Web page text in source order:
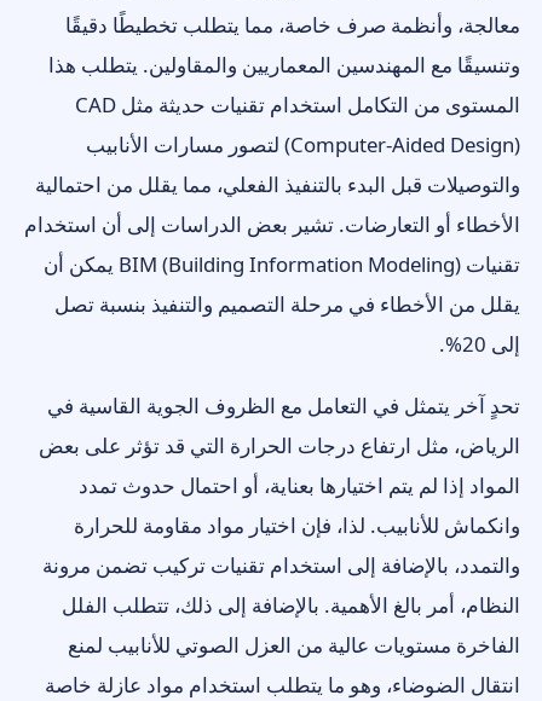
معالجة، وأنظمة صرف خاصة، مما يتطلب تخطيطًا دقيقًا
وتنسيقًا مع المهندسين المعماريين والمقاولين. يتطلب هذا
المستوى من التكامل استخدام تقنيات حديثة مثل CAD
(Computer-Aided Design) لتصور مسارات الأنابيب
والتوصيلات قبل البدء بالتنفيذ الفعلي، مما يقلل من احتمالية
الأخطاء أو التعارضات. تشير بعض الدراسات إلى أن استخدام
تقنيات BIM (Building Information Modeling) يمكن أن
يقلل من الأخطاء في مرحلة التصميم والتنفيذ بنسبة تصل
إلى 20%.
تحدٍ آخر يتمثل في التعامل مع الظروف الجوية القاسية في
الرياض، مثل ارتفاع درجات الحرارة التي قد تؤثر على بعض
المواد إذا لم يتم اختيارها بعناية، أو احتمال حدوث تمدد
وانكماش للأنابيب. لذا، فإن اختيار مواد مقاومة للحرارة
والتمدد، بالإضافة إلى استخدام تقنيات تركيب تضمن مرونة
النظام، أمر بالغ الأهمية. بالإضافة إلى ذلك، تتطلب الفلل
الفاخرة مستويات عالية من العزل الصوتي للأنابيب لمنع
انتقال الضوضاء، وهو ما يتطلب استخدام مواد عازلة خاصة